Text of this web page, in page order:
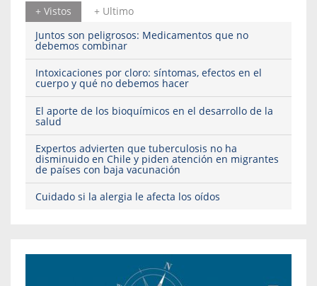
+ Vistos
+ Ultimo
Juntos son peligrosos: Medicamentos que no
debemos combinar
Intoxicaciones por cloro: síntomas, efectos en el
cuerpo y qué no debemos hacer
El aporte de los bioquímicos en el desarrollo de la
salud
Expertos advierten que tuberculosis no ha
disminuido en Chile y piden atención en migrantes
de países con baja vacunación
Cuidado si la alergia le afecta los oídos